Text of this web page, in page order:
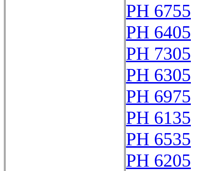
PH 6755
PH 6405
PH 7305
PH 6305
PH 6975
PH 6135
PH 6535
PH 6205